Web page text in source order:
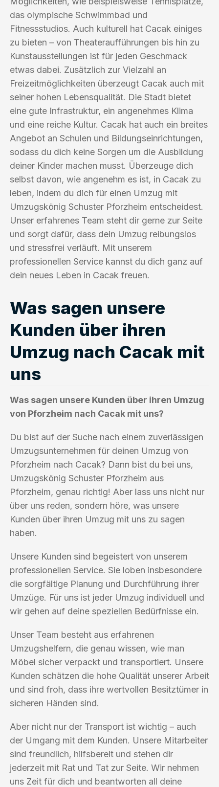
das olympische Schwimmbad und
Fitnessstudios. Auch kulturell hat Cacak einiges
zu bieten – von Theateraufführungen bis hin zu
Kunstausstellungen ist für jeden Geschmack
etwas dabei. Zusätzlich zur Vielzahl an
Freizeitmöglichkeiten überzeugt Cacak auch mit
seiner hohen Lebensqualität. Die Stadt bietet
eine gute Infrastruktur, ein angenehmes Klima
und eine reiche Kultur. Cacak hat auch ein breites
Angebot an Schulen und Bildungseinrichtungen,
sodass du dich keine Sorgen um die Ausbildung
deiner Kinder machen musst. Überzeuge dich
selbst davon, wie angenehm es ist, in Cacak zu
leben, indem du dich für einen Umzug mit
Umzugskönig Schuster Pforzheim entscheidest.
Unser erfahrenes Team steht dir gerne zur Seite
und sorgt dafür, dass dein Umzug reibungslos
und stressfrei verläuft. Mit unserem
professionellen Service kannst du dich ganz auf
dein neues Leben in Cacak freuen.
Was sagen unsere
Kunden über ihren
Umzug nach Cacak mit
uns
Was sagen unsere Kunden über ihren Umzug
von Pforzheim nach Cacak mit uns?
Du bist auf der Suche nach einem zuverlässigen
Umzugsunternehmen für deinen Umzug von
Pforzheim nach Cacak? Dann bist du bei uns,
Umzugskönig Schuster Pforzheim aus
Pforzheim, genau richtig! Aber lass uns nicht nur
über uns reden, sondern höre, was unsere
Kunden über ihren Umzug mit uns zu sagen
haben.
Unsere Kunden sind begeistert von unserem
professionellen Service. Sie loben insbesondere
die sorgfältige Planung und Durchführung ihrer
Umzüge. Für uns ist jeder Umzug individuell und
wir gehen auf deine speziellen Bedürfnisse ein.
Unser Team besteht aus erfahrenen
Umzugshelfern, die genau wissen, wie man
Möbel sicher verpackt und transportiert. Unsere
Kunden schätzen die hohe Qualität unserer Arbeit
und sind froh, dass ihre wertvollen Besitztümer in
sicheren Händen sind.
Aber nicht nur der Transport ist wichtig – auch
der Umgang mit dem Kunden. Unsere Mitarbeiter
sind freundlich, hilfsbereit und stehen dir
jederzeit mit Rat und Tat zur Seite. Wir nehmen
uns Zeit für dich und beantworten all deine